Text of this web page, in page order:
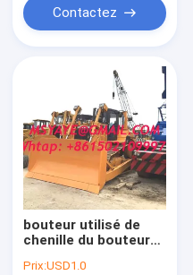
Contactez
bouteur utilisé de
chenille du bouteur
Prix:USD1.0